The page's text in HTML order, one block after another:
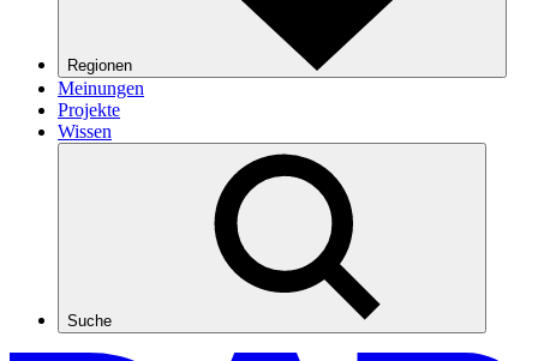
Regionen
Meinungen
Projekte
Wissen
Suche